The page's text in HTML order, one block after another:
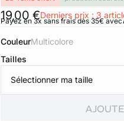
19,00 €Derniers prix : 3
Payez en 3x sans frais dès 35€ avec
Couleur
multicolore
Tailles
Sélectionner ma taille